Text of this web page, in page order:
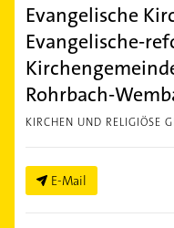
Evangelische
Evangelische-
Rohrbach-
KIRCHEN UND RELIGIÖSE
E-Mail